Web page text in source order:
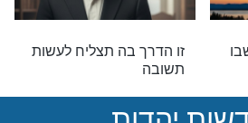
יום כיפור